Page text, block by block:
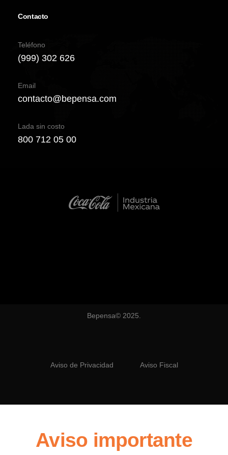
Contacto
Teléfono
(999) 302 626
Email
contacto@bepensa.com
Lada sin costo
800 712 05 00
Bepensa© 2025.
Aviso de Privacidad Aviso Fiscal
Aviso importante